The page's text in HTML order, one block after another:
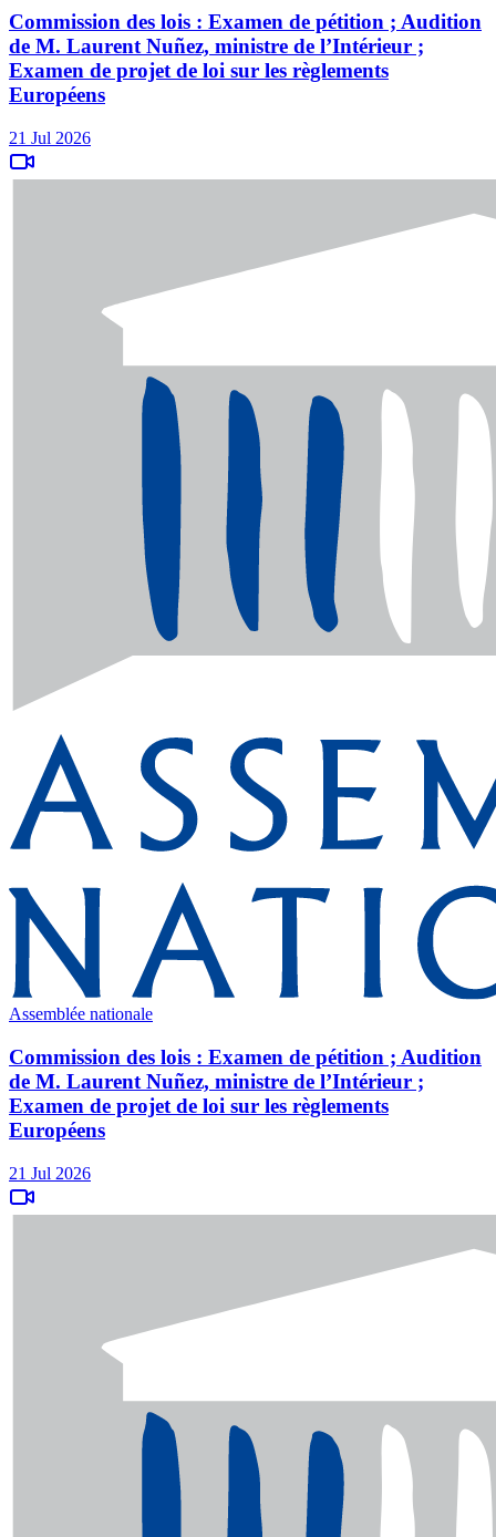
Commission des lois : Examen de pétition ; Audition
de M. Laurent Nuñez, ministre de l’Intérieur ;
Examen de projet de loi sur les règlements
Européens
21 Jul 2026
Assemblée nationale
Commission des lois : Examen de pétition ; Audition
de M. Laurent Nuñez, ministre de l’Intérieur ;
Examen de projet de loi sur les règlements
Européens
21 Jul 2026